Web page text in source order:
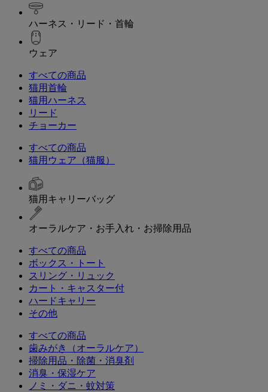
ハーネス・リード・首輪
ウェア
すべての商品
猫用首輪
猫用ハーネス
リード
チョーカー
すべての商品
猫用ウェア（猫服）
猫用キャリーバッグ
オーラルケア・お手入れ・お掃除用品
すべての商品
ボックス・トート
スリング・リュック
カート・キャスター付
ハードキャリー
その他
すべての商品
歯みがき（オーラルケア）
掃除用品・除菌・消臭剤
消臭・保湿ケア
ノミ・ダニ・蚊対策